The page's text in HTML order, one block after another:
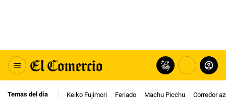
Temas del día Keiko Fujimori Feriado Machu Picchu Corredor